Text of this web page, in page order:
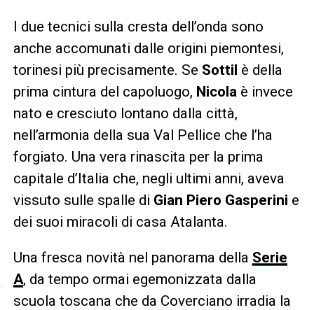
I due tecnici sulla cresta dell’onda sono
anche accomunati dalle origini piemontesi,
torinesi più precisamente. Se Sottil è della
prima cintura del capoluogo, Nicola è invece
nato e cresciuto lontano dalla città,
nell’armonia della sua Val Pellice che l’ha
forgiato. Una vera rinascita per la prima
capitale d’Italia che, negli ultimi anni, aveva
vissuto sulle spalle di Gian Piero Gasperini e
dei suoi miracoli di casa Atalanta.
Una fresca novità nel panorama della Serie
A, da tempo ormai egemonizzata dalla
scuola toscana che da Coverciano irradia la